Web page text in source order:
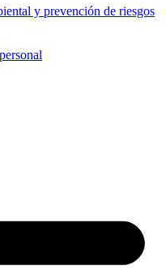
y prevención de riesgos